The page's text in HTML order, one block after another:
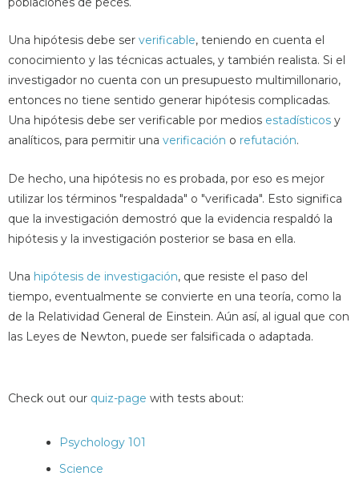
Una hipótesis debe ser verificable, teniendo en cuenta el
conocimiento y las técnicas actuales, y también realista. Si el
investigador no cuenta con un presupuesto multimillonario,
entonces no tiene sentido generar hipótesis complicadas.
Una hipótesis debe ser verificable por medios estadísticos y
analíticos, para permitir una verificación o refutación.
De hecho, una hipótesis no es probada, por eso es mejor
utilizar los términos "respaldada" o "verificada". Esto significa
que la investigación demostró que la evidencia respaldó la
hipótesis y la investigación posterior se basa en ella.
Una hipótesis de investigación, que resiste el paso del
tiempo, eventualmente se convierte en una teoría, como la
de la Relatividad General de Einstein. Aún así, al igual que con
las Leyes de Newton, puede ser falsificada o adaptada.
Check out our quiz-page with tests about:
Psychology 101
Science